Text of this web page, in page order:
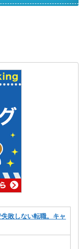
敗しない転職。キャ